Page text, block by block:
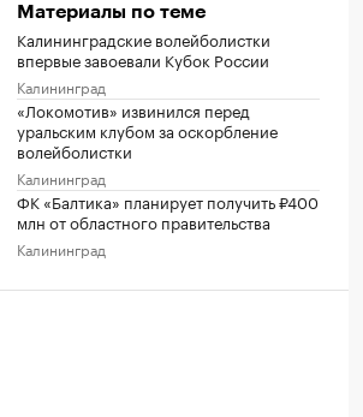
Материалы по теме
Калининградские волейболистки
впервые завоевали Кубок России
Калининград
«Локомотив» извинился перед
уральским клубом за оскорбление
волейболистки
Калининград
ФК «Балтика» планирует получить ₽400
млн от областного правительства
Калининград